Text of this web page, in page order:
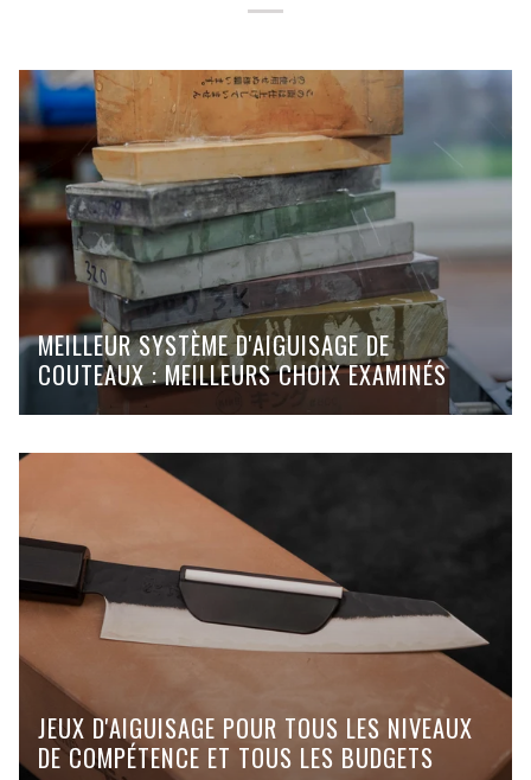
MEILLEUR SYSTÈME D'AIGUISAGE DE
COUTEAUX : MEILLEURS CHOIX EXAMINÉS
JEUX D'AIGUISAGE POUR TOUS LES NIVEAUX
DE COMPÉTENCE ET TOUS LES BUDGETS